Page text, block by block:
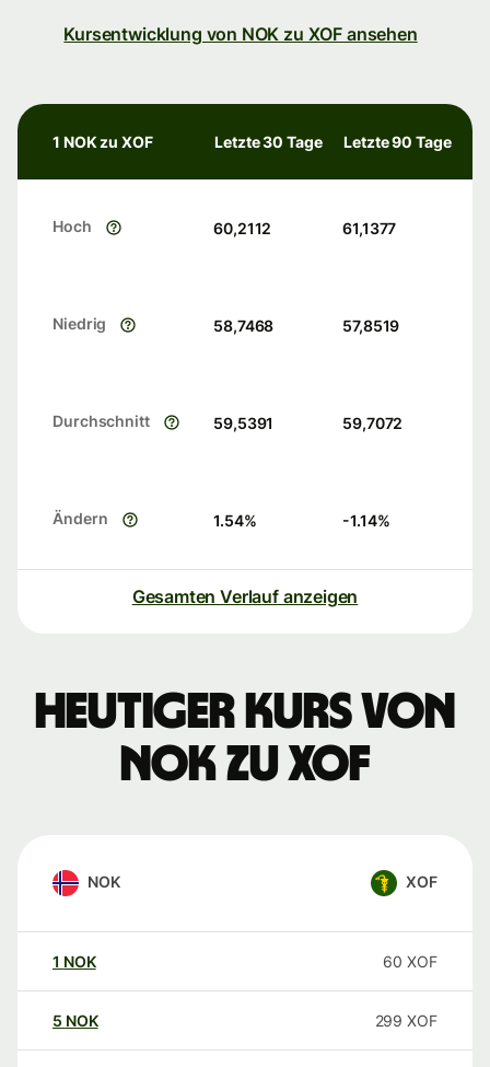
Kursentwicklung von NOK zu XOF ansehen
1 NOK zu XOF Letzte 30 Tage Letzte 90 Tage
Hoch 60,2112 61,1377
Niedrig 58,7468 57,8519
Durchschnitt 59,5391 59,7072
Ändern 1.54% -1.14%
Gesamten Verlauf anzeigen
Heutiger Kurs von
NOK zu XOF
NOK XOF
1 NOK 60 XOF
5 NOK 299 XOF